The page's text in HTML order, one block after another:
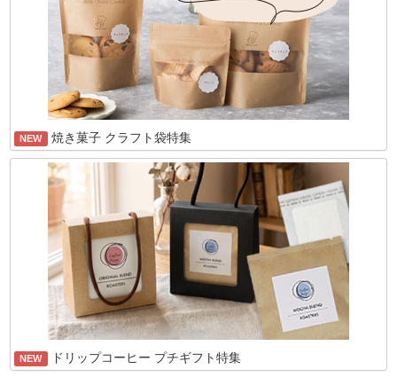
NEW 焼き菓子 クラフト袋特集
NEW ドリップコーヒー プチギフト特集